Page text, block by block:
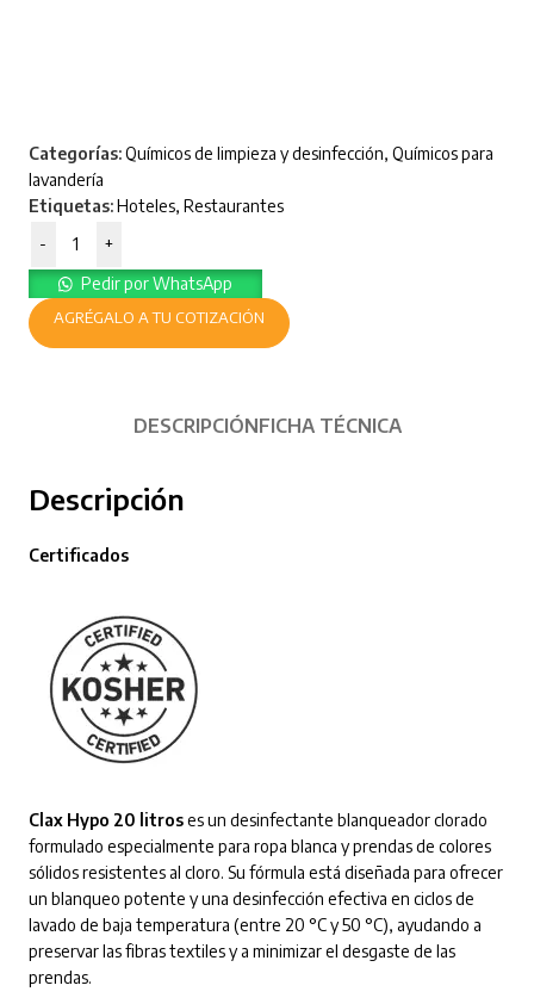
Categorías:Químicos de limpieza y desinfección, Químicos para
lavandería
Etiquetas:Hoteles, Restaurantes
-
+
Pedir por WhatsApp
AGRÉGALO A TU COTIZACIÓN
DESCRIPCIÓNFICHA TÉCNICA
Descripción
Certificados
Clax Hypo 20 litroses un desinfectante blanqueador clorado
formulado especialmente para ropa blanca y prendas de colores
sólidos resistentes al cloro. Su fórmula está diseñada para ofrecer
un blanqueo potente y una desinfección efectiva en ciclos de
lavado de baja temperatura (entre 20 °C y 50 °C), ayudando a
preservar las fibras textiles y a minimizar el desgaste de las
prendas.